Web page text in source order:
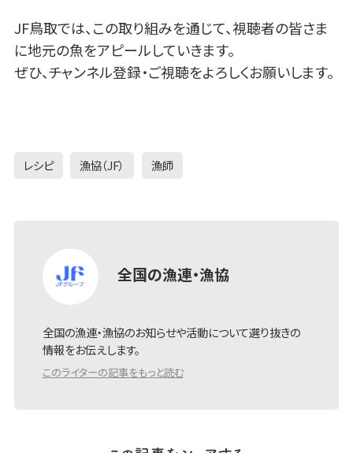
JF鳥取では、この取り組みを通じて、視聴者の皆さま
に地元の魚をアピールしていきます。
ぜひ、チャンネル登録・ご視聴をよろしくお願いします。
レシピ 漁協（JF） 漁師
全国の漁連・漁協
全国の漁連・漁協のお知らせや活動について選り抜きの
情報をお伝えします。
このライターの記事をもっと読む